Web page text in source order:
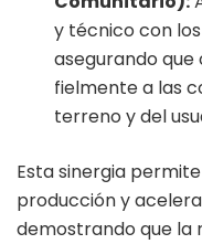
y técnico con
asegurando
fielmente a las
terreno y del
Esta sinergia
producción y
demostrando que la